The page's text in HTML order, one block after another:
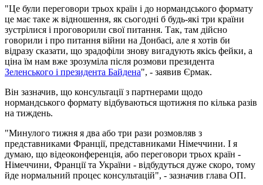
"Це були переговори трьох країн і до нормандського формату
це має таке ж відношення, як сьогодні б будь-які три країни
зустрілися і проговорили свої питання. Так, там дійсно
говорили і про питання війни на Донбасі, але я хотів би
відразу сказати, що зрадофіли знову вигадують якісь фейки, а
ціна їм нам вже зрозуміла після розмови президента
Зеленського і президента Байдена", - заявив Єрмак.
Він зазначив, що консультації з партнерами щодо
нормандського формату відбуваються щотижня по кілька разів
на тиждень.
"Минулого тижня я два або три рази розмовляв з
представниками Франції, представниками Німеччини. І я
думаю, що відеоконференція, або переговори трьох країн -
Німеччини, Франції та України - відбудуться дуже скоро, тому
йде нормальний процес консультацій", - зазначив глава ОП.